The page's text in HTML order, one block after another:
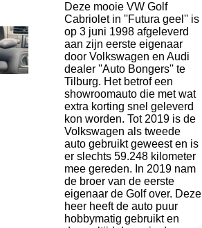
Deze mooie VW Golf
Cabriolet in ''Futura geel'' is
op 3 juni 1998 afgeleverd
aan zijn eerste eigenaar
door Volkswagen en Audi
dealer ''Auto Bongers'' te
Tilburg. Het betrof een
showroomauto die met wat
extra korting snel geleverd
kon worden. Tot 2019 is de
Volkswagen als tweede
auto gebruikt geweest en is
er slechts 59.248 kilometer
mee gereden. In 2019 nam
de broer van de eerste
eigenaar de Golf over. Deze
heer heeft de auto puur
hobbymatig gebruikt en